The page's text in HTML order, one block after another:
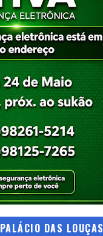
PALÁCIO DAS LOUÇAS